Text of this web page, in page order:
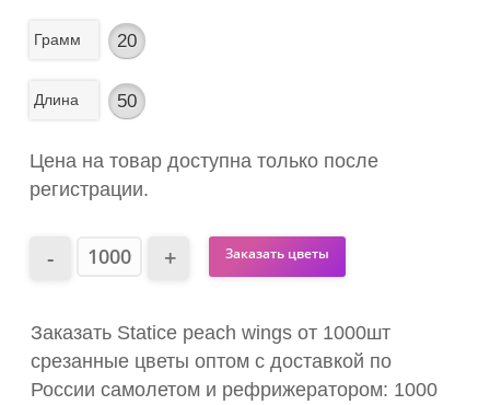
Грамм 20
Длина 50
Цена на товар доступна только после
регистрации.
Заказать цветы
Заказать Statice peach wings от 1000шт
срезанные цветы оптом с доставкой по
России самолетом и рефрижератором: 1000